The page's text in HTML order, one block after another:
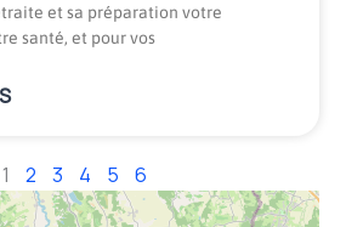
et sa préparation votre
santé, et pour vos
1 2 3 4 5 6